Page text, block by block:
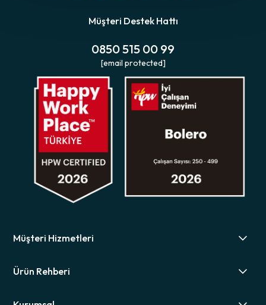
Müşteri Destek Hattı
0850 515 00 99
[email protected]
Müşteri Hizmetleri
Ürün Rehberi